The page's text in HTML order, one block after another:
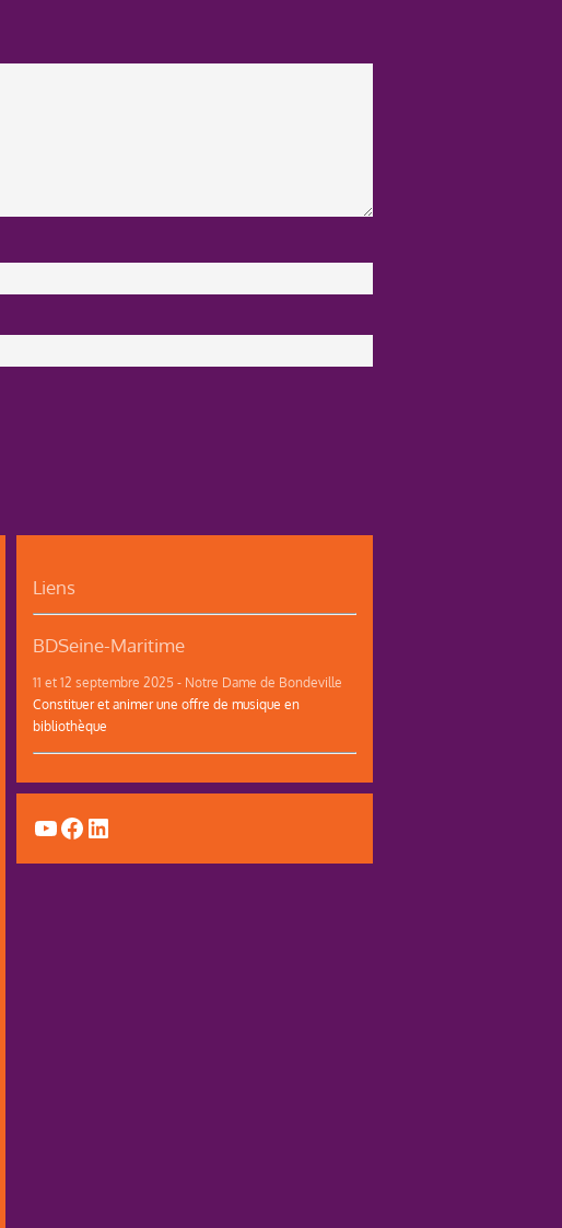
Liens
BDSeine-Maritime
11 et 12 septembre 2025 - Notre Dame de Bondeville
Constituer et animer une offre de musique en
bibliothèque
YouTube
Facebook
LinkedIn